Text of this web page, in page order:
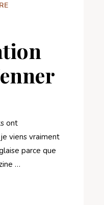
ont
viens vraiment
parce que
…